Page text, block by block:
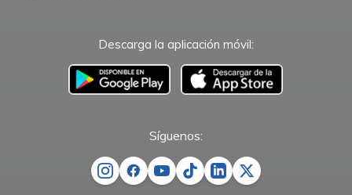
Descarga la aplicación móvil:
–
Síguenos: